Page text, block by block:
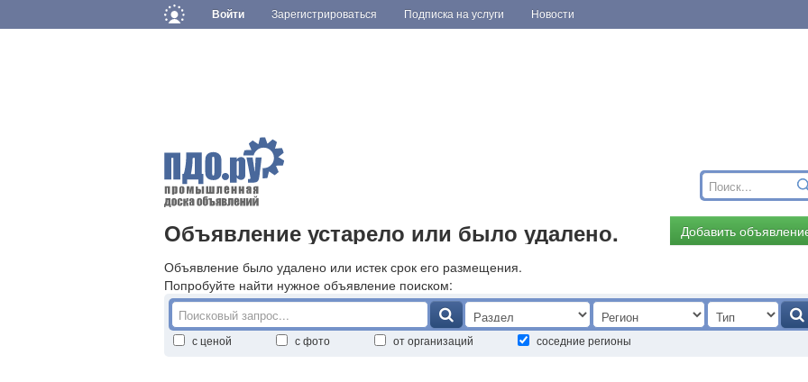
Войти Зарегистрироваться Подписка на услуги Новости
Объявление устарело или было удалено.
Добавить
Объявление было удалено или истек срок его размещения.
Попробуйте найти нужное объявление поиском:
с ценой с фото от организаций соседние регионы